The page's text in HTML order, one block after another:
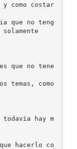
y como costar
que no teng
que no tene
temas, como
todavía hay m
hacerlo co